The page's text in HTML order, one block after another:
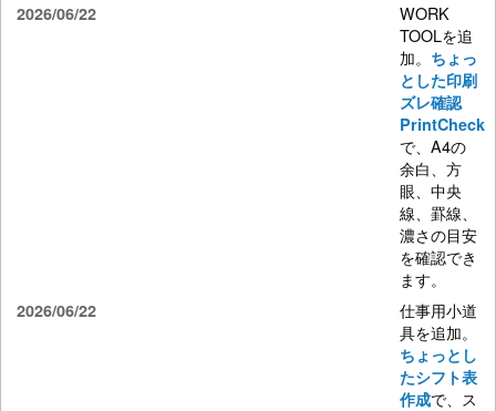
2026/06/22
WORK
TOOLを追
加。 ちょっ
とした印刷
ズレ確認
PrintCheck
で、A4の
余白、方
眼、中央
線、罫線、
濃さの目安
を確認でき
ます。
2026/06/22
仕事用小道
具を追加。
ちょっとし
たシフト表
作成で、ス